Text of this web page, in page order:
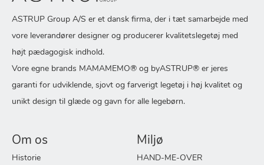
ASTRUP Group A/S er et dansk firma, der i tæt samarbejde med
vore leverandører designer og producerer kvalitetslegetøj med
højt pædagogisk indhold.
Vore egne brands MAMAMEMO® og byASTRUP® er jeres
garanti for udviklende, sjovt og farverigt legetøj i høj kvalitet og
unikt design til glæde og gavn for alle legebørn.
Om os
Historie
Miljø
HAND-ME-OVER